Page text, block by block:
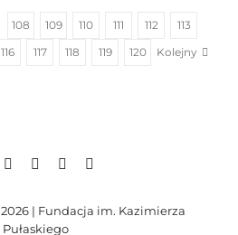
108 109 110 111 112
113
116 117 118 119 120 Kolejny
| Fundacja im. Kazimierza
Pułaskiego